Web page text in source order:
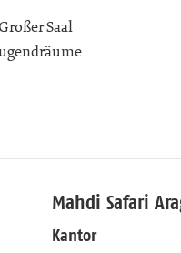
Saal
Mahdi Safari
Kantor